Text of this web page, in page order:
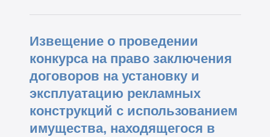
Извещение о проведении
конкурса на право заключения
договоров на установку и
эксплуатацию рекламных
конструкций с использованием
имущества, находящегося в